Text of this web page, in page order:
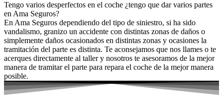
Tengo varios desperfectos en el coche ¿tengo que dar varios partes
en Ama Seguros?
En Ama Seguros dependiendo del tipo de siniestro, si ha sido
vandalismo, granizo un accidente con distintas zonas de daños o
simplemente daños ocasionados en distintas zonas y ocasiones la
tramitación del parte es distinta. Te aconsejamos que nos llames o te
acerques directamente al taller y nosotros te asesoramos de la mejor
manera de tramitar el parte para repara el coche de la mejor manera
posible.